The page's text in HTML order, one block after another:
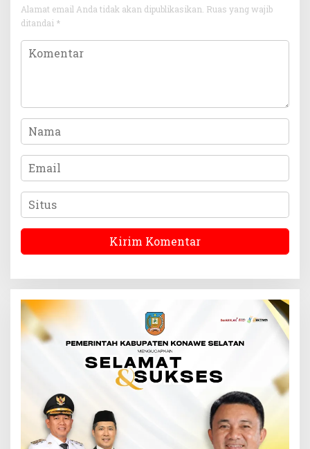
Alamat email Anda tidak akan dipublikasikan. Ruas yang wajib
ditandai *